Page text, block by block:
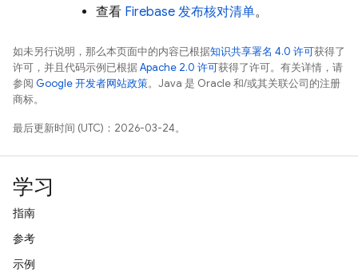
查看 Firebase 发布核对清单。
如未另行说明，那么本页面中的内容已根据知识共享署名 4.0 许可获得了
许可，并且代码示例已根据Apache 2.0 许可获得了许可。有关详情，请
参阅 Google 开发者网站政策。Java 是 Oracle 和/或其关联公司的注册
商标。
最后更新时间 (UTC)：2026-03-24。
学习
指南
参考
示例